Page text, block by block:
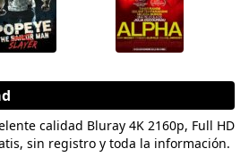
calidad Bluray 4K 2160p, Full HD
sin registro y toda la información.